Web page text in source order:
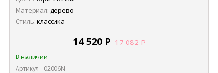
Материал: дерево
Стиль: классика
14 520 Р 17 082Р
В наличии
Артикул - 02006N